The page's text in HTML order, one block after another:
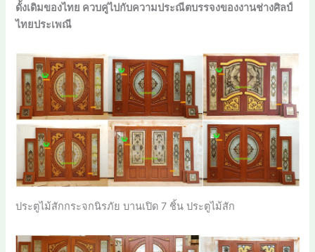
ดั้งเดิมของไทย ควบคู่ไปกับความประณีตบรรจงของงานช่างศิลป์
ไทยประเพณี
ประตูไม้สักกระจกนิรภัย บานเปิด 7 ชิ้น ประตูไม้สัก